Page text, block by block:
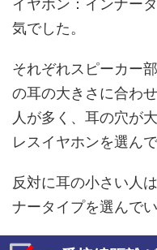
気でした。
それぞれスピーカー
の耳の大きさに合わ
人が多く、耳の穴が
レスイヤホンを選ん
反対に耳の小さい人
ナータイプを選んで